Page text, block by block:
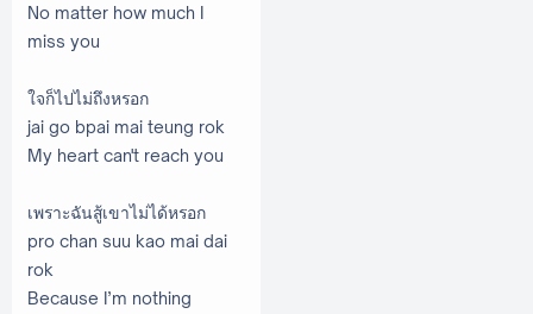
No matter how much I
miss you
ใจก็ไปไม่ถึงหรอก
jai go bpai mai teung rok
My heart can't reach you
เพราะฉันสู้เขาไม่ได้หรอก
pro chan suu kao mai dai
rok
Because I’m nothing